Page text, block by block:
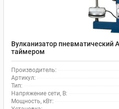
Вулканизатор пневматический
таймером
Производитель:
Артикул:
Тип:
Напряжение сети, В:
Мощность, кВт: